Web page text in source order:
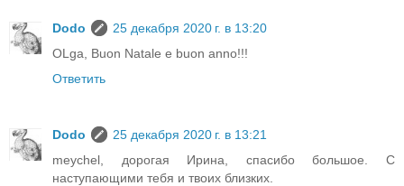
Dodo
25 декабря 2020 г. в 13:20
OLga, Buon Natale e buon anno!!!
Ответить
Dodo
25 декабря 2020 г. в 13:21
meychel, дорогая Ирина, спасибо большое. С
наступающими тебя и твоих близких.